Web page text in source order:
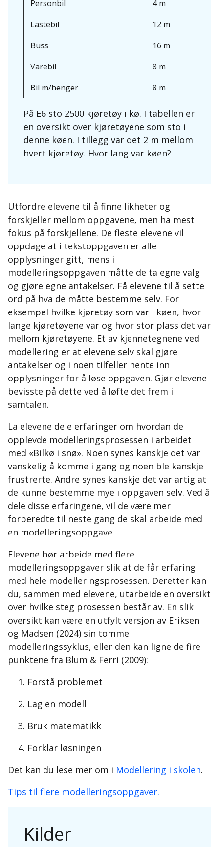
arbeider du matematisk
matematiske løsning
tolker
validerer
virkelige
problemet
Personbil
4 m
Lastebil
12 m
Buss
16 m
Varebil
8 m
Bil m/henger
8 m
På E6 sto 2500 kjøretøy i kø. I tabellen er
en oversikt over kjøretøyene som sto i
denne køen. I tillegg var det 2 m mellom
hvert kjøretøy. Hvor lang var køen?
Utfordre elevene til å finne likheter og
forskjeller mellom oppgavene, men ha mest
fokus på forskjellene. De fleste elevene vil
oppdage at i tekstoppgaven er alle
opplysninger gitt, mens i
modelleringsoppgaven måtte de ta egne valg
og gjøre egne antakelser. Få elevene til å sette
ord på hva de måtte bestemme selv. For
eksempel hvilke kjøretøy som var i køen, hvor
lange kjøretøyene var og hvor stor plass det var
mellom kjøretøyene. Et av kjennetegnene ved
modellering er at elevene selv skal gjøre
antakelser og i noen tilfeller hente inn
opplysninger for å løse oppgaven. Gjør elevene
bevisste på dette ved å løfte det frem i
samtalen.
La elevene dele erfaringer om hvordan de
opplevde modelleringsprosessen i arbeidet
med «Bilkø i snø». Noen synes kanskje det var
vanskelig å komme i gang og noen ble kanskje
frustrerte. Andre synes kanskje det var artig at
de kunne bestemme mye i oppgaven selv. Ved å
dele disse erfaringene, vil de være mer
forberedte til neste gang de skal arbeide med
en modelleringsoppgave.
Elevene bør arbeide med flere
modelleringsoppgaver slik at de får erfaring
med hele modelleringsprosessen. Deretter kan
du, sammen med elevene, utarbeide en oversikt
over hvilke steg prosessen består av. En slik
oversikt kan være en utfylt versjon av Eriksen
og Madsen (2024) sin tomme
modelleringssyklus, eller den kan ligne de fire
punktene fra Blum & Ferri (2009):
Forstå problemet
Lag en modell
Bruk matematikk
Forklar løsningen
Det kan du lese mer om i Modellering i skolen.
Tips til flere modelleringsoppgaver.
Kilder